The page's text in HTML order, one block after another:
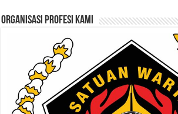
ORGANISASI PROFESI KAMI